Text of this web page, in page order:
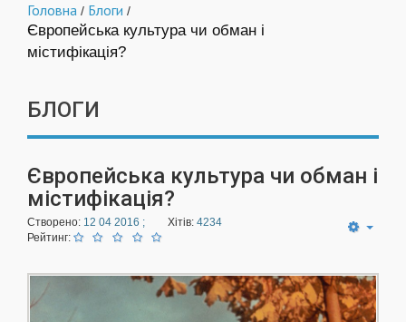
Головна / Блоги /
Європейська культура чи обман і
містифікація?
БЛОГИ
Європейська культура чи обман і
містифікація?
Створено: 12 04 2016 ; Хітів: 4234
Рейтинг: